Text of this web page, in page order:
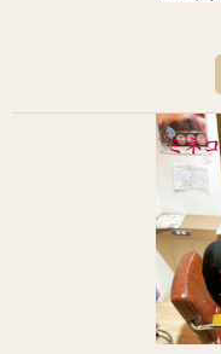
など）と雰囲気が調和した
性が違うように、似合う色
断のことを「パ
僕はその日の洋服のカラー
を与えたいかで相手
ヘアカラーも同じで、自分
自分に似合う色やhairの、明
する事
もちろんやり